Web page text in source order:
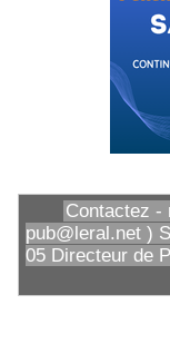
Contactez -
pub@leral.net )
05 Directeur de